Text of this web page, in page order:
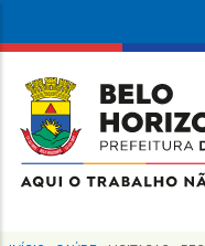
conteúdo
principal
da
Prefeitura
de